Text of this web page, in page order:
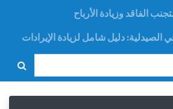
الفاقد وزيادة الأرباح
الصيدلية: دليل شامل لزيادة الإيرادات